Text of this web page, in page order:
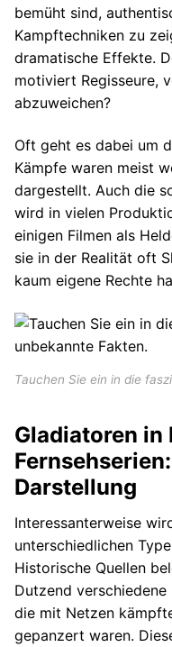
bemüht sind,
Kampftechniken zu
dramatische Effekte.
motiviert Regisseure,
abzuweichen?
Oft geht es dabei um
Kämpfe waren meist
dargestellt. Auch die
wird in vielen
einigen Filmen als
sie in der Realität oft
kaum eigene Rechte
Tauchen Sie ein in die
Gladiatoren in
Darstellung
Interessanterweise
unterschiedlichen
Historische Quellen
Dutzend
die mit Netzen
gepanzert waren.